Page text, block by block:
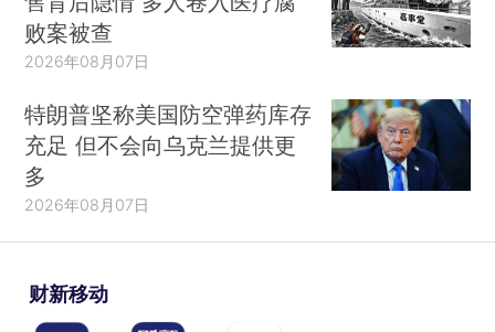
败案被查
2026年08月07日
特朗普坚称美国防空弹药库存
充足 但不会向乌克兰提供更
多
2026年08月07日
财新移动